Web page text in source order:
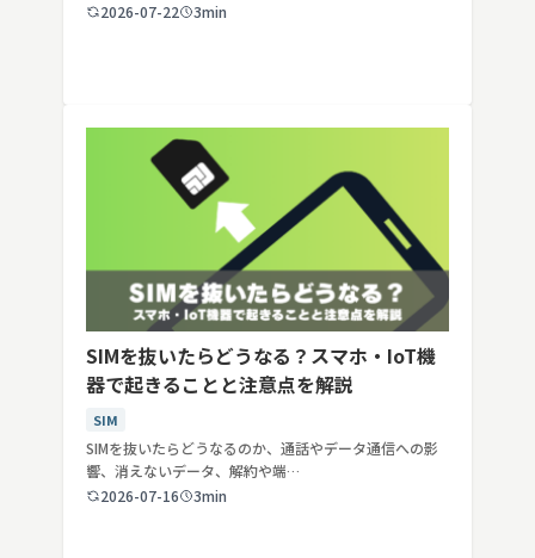
2026-07-22
3min
SIMを抜いたらどうなる？スマホ・IoT機
器で起きることと注意点を解説
SIM
SIMを抜いたらどうなるのか、通話やデータ通信への影
響、消えないデータ、解約や端…
2026-07-16
3min